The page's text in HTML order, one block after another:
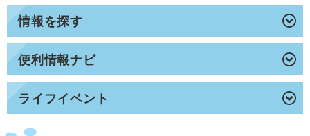
情報を探す
便利情報ナビ
ライフイベント